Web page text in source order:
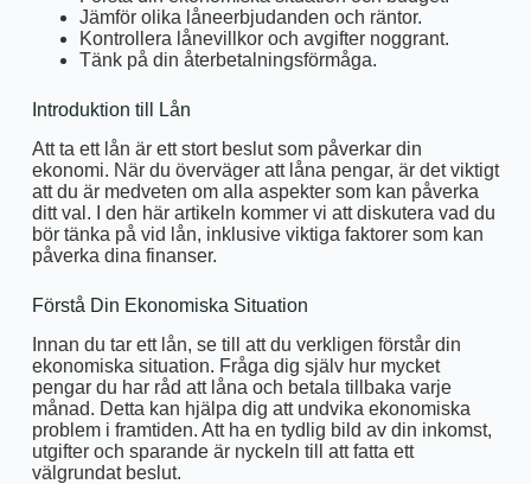
Jämför olika låneerbjudanden och räntor.
Kontrollera lånevillkor och avgifter noggrant.
Tänk på din återbetalningsförmåga.
Introduktion till Lån
Att ta ett lån är ett stort beslut som påverkar din
ekonomi. När du överväger att låna pengar, är det viktigt
att du är medveten om alla aspekter som kan påverka
ditt val. I den här artikeln kommer vi att diskutera vad du
bör tänka på vid lån, inklusive viktiga faktorer som kan
påverka dina finanser.
Förstå Din Ekonomiska Situation
Innan du tar ett lån, se till att du verkligen förstår din
ekonomiska situation. Fråga dig själv hur mycket
pengar du har råd att låna och betala tillbaka varje
månad. Detta kan hjälpa dig att undvika ekonomiska
problem i framtiden. Att ha en tydlig bild av din inkomst,
utgifter och sparande är nyckeln till att fatta ett
välgrundat beslut.